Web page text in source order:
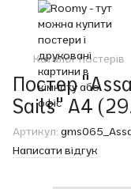
Каталог постерів
Постер
Sails" A4
Артикул:
Написати відгук